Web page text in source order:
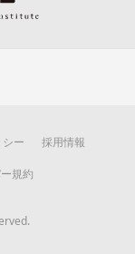
ー 採用情報
規約